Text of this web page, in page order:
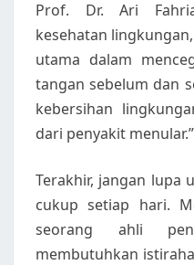
Prof. Dr. Ari
kesehatan
utama dalam
tangan sebelum dan
kebersihan
dari penyakit menular.”
Terakhir, jangan lupa
cukup setiap hari.
seorang ahli
membutuhkan